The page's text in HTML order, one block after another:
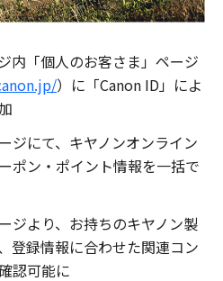
内「個人のお客さま」ページ
）に「Canon ID」によ
ジにて、キヤノンオンライン
ポン・ポイント情報を一括で
ジより、お持ちのキヤノン製
登録情報に合わせた関連コン
認可能に